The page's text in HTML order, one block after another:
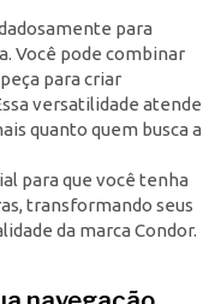
para
Você pode combinar
para criar
versatilidade atende
quanto quem busca a
para que você tenha
transformando seus
da marca Condor.